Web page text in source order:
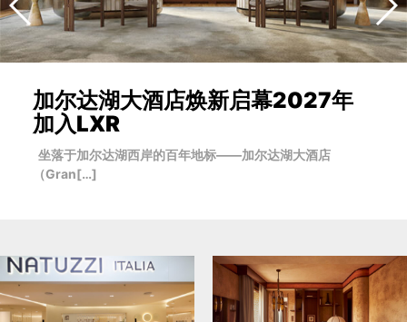
加尔达湖大酒店焕新启幕2027年
加入LXR
坐落于加尔达湖西岸的百年地标——加尔达湖大酒店
（Gran[…]